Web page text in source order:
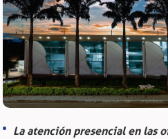
La atención presencial en las